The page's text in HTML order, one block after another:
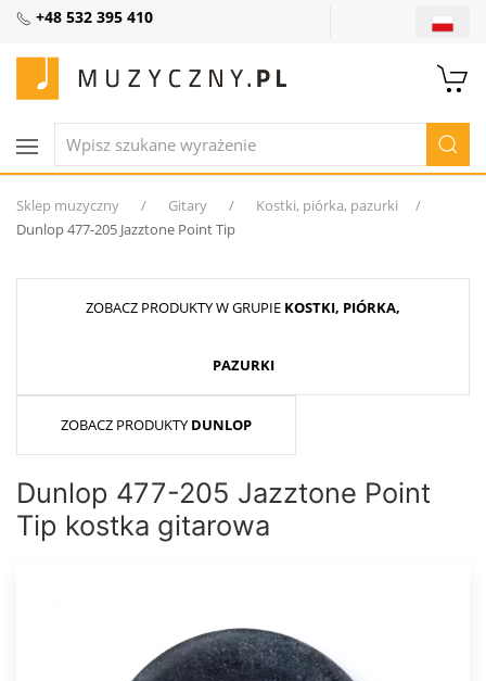
+48 532 395 410
Sklep muzyczny Gitary
Kostki, piórka, pazurki
Dunlop 477-205 Jazztone Point Tip
ZOBACZ PRODUKTY W GRUPIE KOSTKI, PIÓRKA,
PAZURKI
ZOBACZ PRODUKTY DUNLOP
Dunlop 477-205 Jazztone Point
Tip kostka gitarowa